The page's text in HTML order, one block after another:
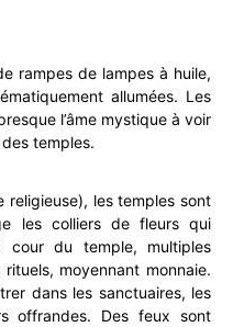
rampes de lampes à huile,
allumées. Les
l’âme mystique à voir
temples.
religieuse), les temples sont
les colliers de fleurs qui
cour du temple, multiples
moyennant monnaie.
dans les sanctuaires, les
offrandes. Des feux sont